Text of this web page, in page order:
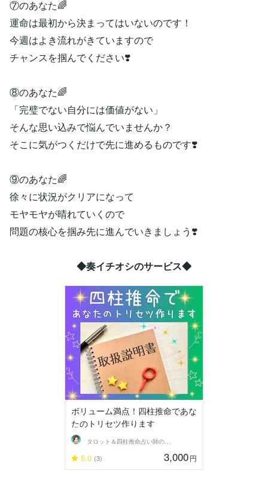
⑦のあなた🌈
運命は最初から決まってはいないのです！
今週はよき流れがきていますので
チャンスを掴んでください❣️
⑧のあなた🌈
「完璧でない自分には価値がない」
そんな思い込みで悩んでいませんか？
そこに気がつくだけで先に進めるものです❣️
⑨のあなた🌈
徐々に状況がクリアになって
モヤモヤが晴れていくので
問題の核心を掴み先に進んでいきましょう❣️
◆奏イチオシのサービス◆
ボリューム満点！四柱推命であな
たのトリセツ作ります
タロット＆四柱推命占い師の奏（かなで）
5.0 (3) 3,000円